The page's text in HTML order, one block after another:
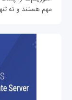
مهم هستند و نه